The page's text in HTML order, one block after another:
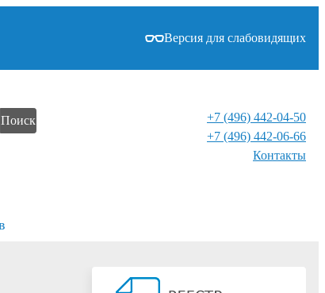
Версия для слабовидящих
Поиск
+7 (496) 442-04-50
+7 (496) 442-06-66
Контакты⁠